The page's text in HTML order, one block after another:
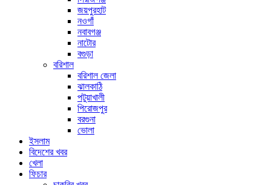
জয়পুরহাট
নওগাঁ
নবাবগঞ্জ
নাটোর
বগুড়া
বরিশাল
বরিশাল জেলা
ঝালকাঠি
পটুয়াখালী
পিরোজপুর
বরগুনা
ভোলা
ইসলাম
বিদেশের খবর
খেলা
ফিচার